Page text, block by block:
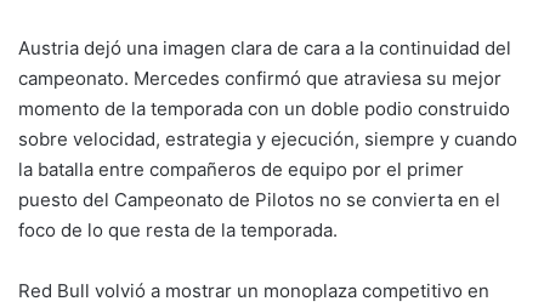
Austria dejó una imagen clara de cara a la continuidad del
campeonato. Mercedes confirmó que atraviesa su mejor
momento de la temporada con un doble podio construido
sobre velocidad, estrategia y ejecución, siempre y cuando
la batalla entre compañeros de equipo por el primer
puesto del Campeonato de Pilotos no se convierta en el
foco de lo que resta de la temporada.
Red Bull volvió a mostrar un monoplaza competitivo en